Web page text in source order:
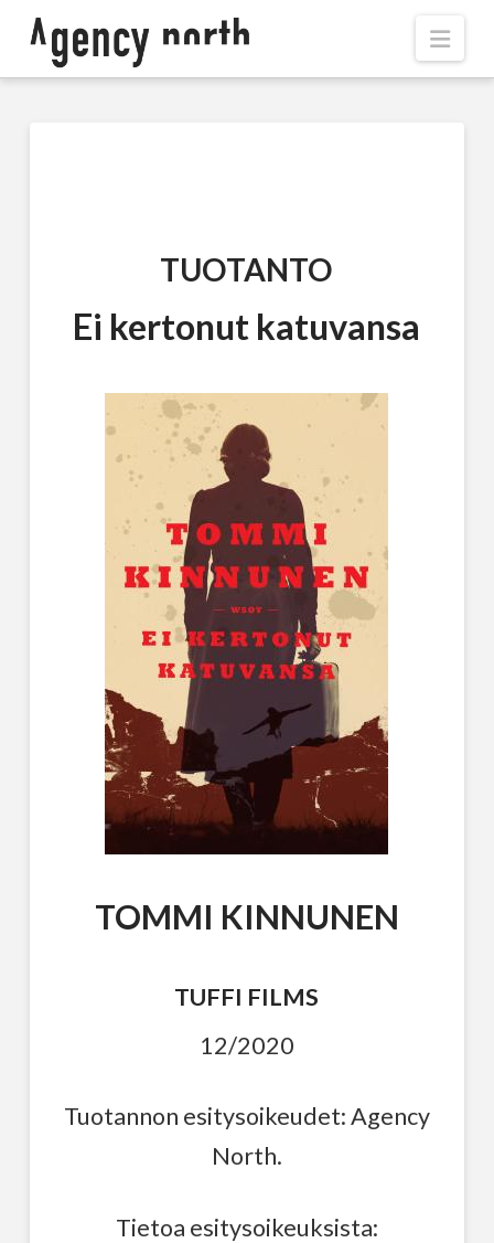
TUOTANTO
Ei kertonut katuvansa
TOMMI KINNUNEN
TUFFI FILMS
12/2020
Tuotannon esitysoikeudet: Agency
North.
Tietoa esitysoikeuksista: